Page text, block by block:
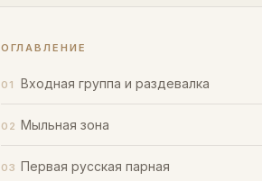
ОГЛАВЛЕНИЕ
Входная группа и раздевалка
Мыльная зона
Первая русская парная